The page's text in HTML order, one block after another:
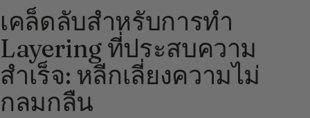
เคล็ดลับสำหรับการทำ
Layering ที่ประสบความ
สำเร็จ: หลีกเลี่ยงความไม่
กลมกลืน